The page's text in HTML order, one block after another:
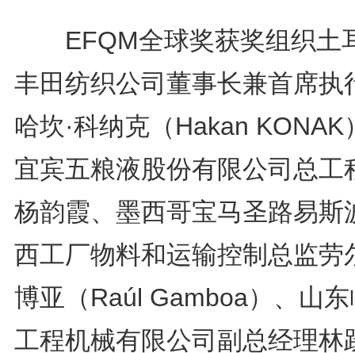
EFQM全球奖获奖组织土
丰田纺织公司董事长兼首席执
哈坎·科纳克（Hakan KONAK
宜宾五粮液股份有限公司总工
杨韵霞、墨西哥宝马圣路易斯
西工厂物料和运输控制总监劳
博亚（Raúl Gamboa）、山
工程机械有限公司副总经理林